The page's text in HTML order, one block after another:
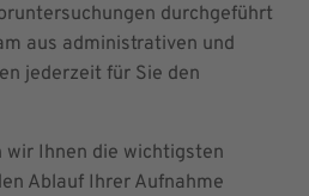
durchgeführt
aus administrativen und
jederzeit für Sie den
wir Ihnen die wichtigsten
Ablauf Ihrer Aufnahme